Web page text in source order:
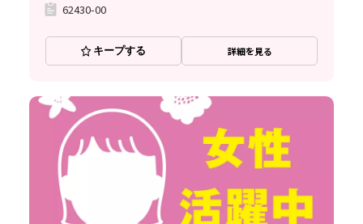
62430-00
キープする 詳細を見る